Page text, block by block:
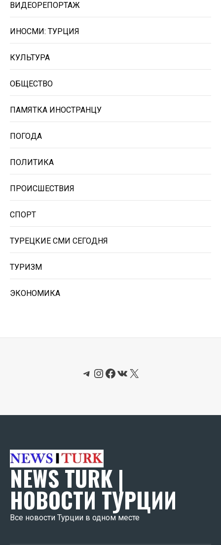
ВИДЕОРЕПОРТАЖ
ИНОСМИ: ТУРЦИЯ
КУЛЬТУРА
ОБЩЕСТВО
ПАМЯТКА ИНОСТРАНЦУ
ПОГОДА
ПОЛИТИКА
ПРОИСШЕСТВИЯ
СПОРТ
ТУРЕЦКИЕ СМИ СЕГОДНЯ
ТУРИЗМ
ЭКОНОМИКА
Telegram
Instagram
Facebook
ВКонтакте
X
NEWS TURK |
НОВОСТИ ТУРЦИИ
Все новости Турции в одном месте